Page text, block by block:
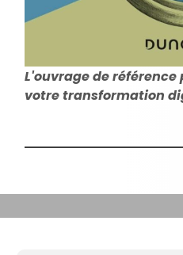
L'ouvrage de
votre transformation